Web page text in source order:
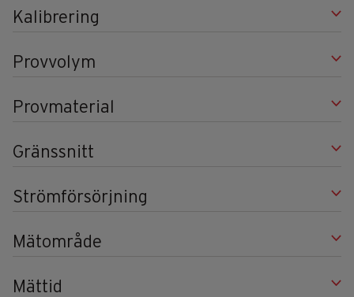
Kalibrering
Provvolym
Provmaterial
Gränssnitt
Strömförsörjning
Mätområde
Mättid